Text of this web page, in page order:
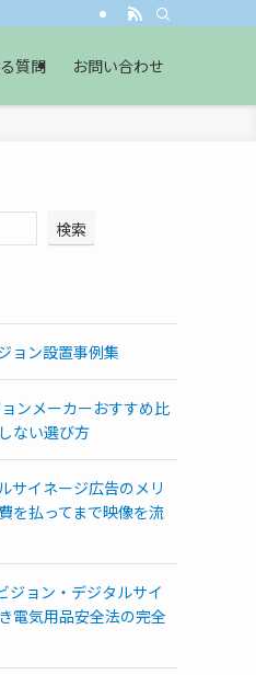
質問 お問い合わせ
検索
ョン設置事例集
ンメーカーおすすめ比
ない選び方
サイネージ広告のメリ
を払ってまで映像を流
ジョン・デジタルサイ
電気用品安全法の完全